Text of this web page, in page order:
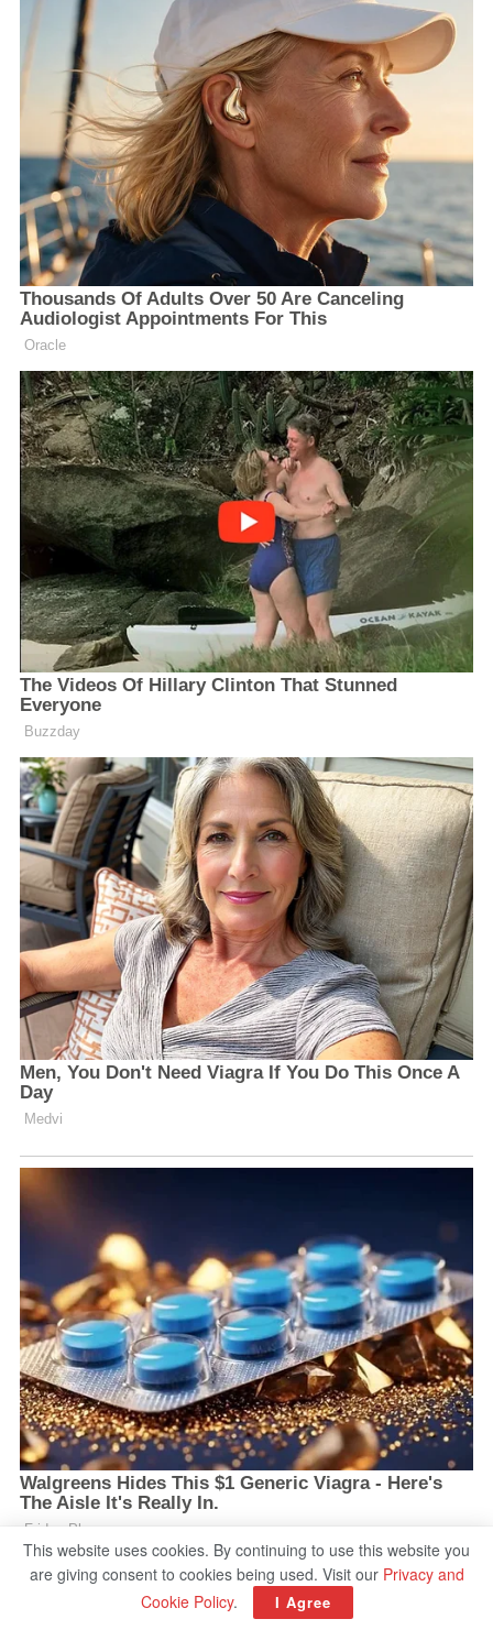
This website uses cookies. By continuing to use this website you
are giving consent to cookies being used. Visit our Privacy and
Cookie Policy. I Agree